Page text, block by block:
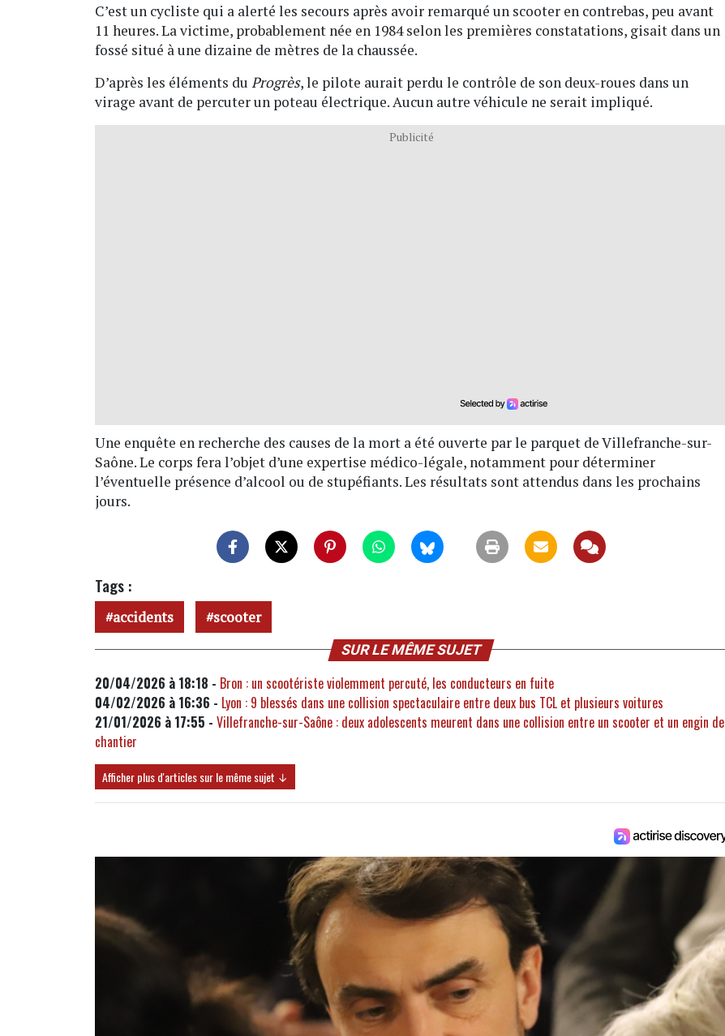
C’est un cycliste qui a alerté les secours après avoir remarqué un scooter en contrebas, peu avant
11 heures. La victime, probablement née en 1984 selon les premières constatations, gisait dans un
fossé situé à une dizaine de mètres de la chaussée.
D’après les éléments du Progrès, le pilote aurait perdu le contrôle de son deux-roues dans un
virage avant de percuter un poteau électrique. Aucun autre véhicule ne serait impliqué.
Publicité
Une enquête en recherche des causes de la mort a été ouverte par le parquet de Villefranche-sur-
Saône. Le corps fera l’objet d’une expertise médico-légale, notamment pour déterminer
l’éventuelle présence d’alcool ou de stupéfiants. Les résultats sont attendus dans les prochains
jours.
Tags :
accidents scooter
SUR LE MÊME SUJET
20/04/2026 à 18:18 - Bron : un scootériste violemment percuté, les conducteurs en fuite
04/02/2026 à 16:36 - Lyon : 9 blessés dans une collision spectaculaire entre deux bus TCL et plusieurs voitures
21/01/2026 à 17:55 - Villefranche-sur-Saône : deux adolescents meurent dans une collision entre un scooter et un engin de
chantier
Afficher plus d'articles sur le même sujet ↓